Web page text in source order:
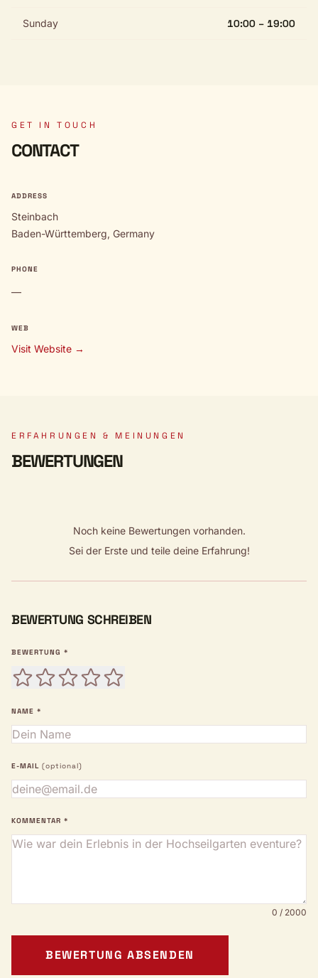
Sunday 10:00 – 19:00
GET IN TOUCH
CONTACT
ADDRESS
Steinbach
Baden-Württemberg, Germany
PHONE
—
WEB
Visit Website →
ERFAHRUNGEN & MEINUNGEN
BEWERTUNGEN
Noch keine Bewertungen vorhanden.
Sei der Erste und teile deine Erfahrung!
BEWERTUNG SCHREIBEN
BEWERTUNG *
NAME *
E-MAIL (optional)
KOMMENTAR *
0 / 2000
BEWERTUNG ABSENDEN